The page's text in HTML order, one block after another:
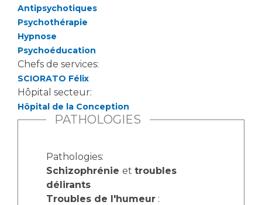
Cancer
Médecine nucléaire
Maladies rares
Maternité Hôpital Nord
Cancérologie
Les pôles d'activité médicale
Anatomie et Cytologie Pathologiques
Adresser un examen au Laboratoire d'Infectiologie
Centres de référence Maladies Rares
Plateforme d'Expertise Maladies Rares
Communiqués de presse
Dossiers de presse
Médiathèque
Antipsychotiques
Psychothérapie
Hypnose
Psychoéducation
Chefs de services:
SCIORATO Félix
Hôpital secteur:
Hôpital de la Conception
PATHOLOGIES
Pathologies:
Schizophrénie et troubles
délirants
Troubles de l'humeur :